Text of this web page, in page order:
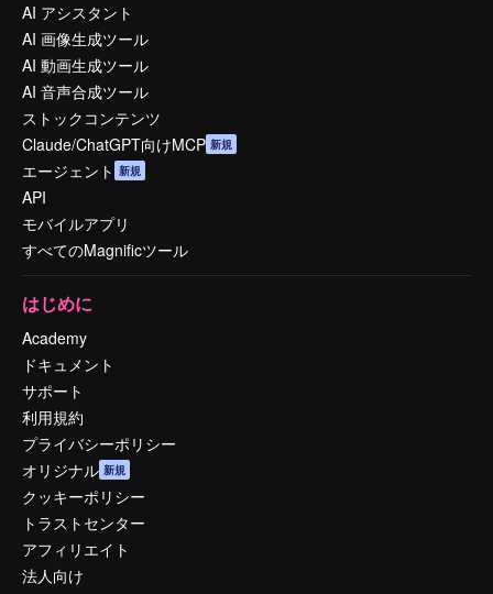
AI アシスタント
AI 画像生成ツール
AI 動画生成ツール
AI 音声合成ツール
ストックコンテンツ
Claude/ChatGPT向けMCP 新規
エージェント 新規
API
モバイルアプリ
すべてのMagnificツール
はじめに
Academy
ドキュメント
サポート
利用規約
プライバシーポリシー
オリジナル 新規
クッキーポリシー
トラストセンター
アフィリエイト
法人向け